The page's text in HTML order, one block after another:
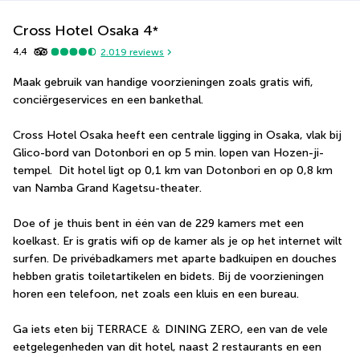
Cross Hotel Osaka 4*
4,4 2.019 reviews
Maak gebruik van handige voorzieningen zoals gratis wifi,
conciërgeservices en een bankethal.
Cross Hotel Osaka heeft een centrale ligging in Osaka, vlak bij
Glico-bord van Dotonbori en op 5 min. lopen van Hozen-ji-
tempel.  Dit hotel ligt op 0,1 km van Dotonbori en op 0,8 km
van Namba Grand Kagetsu-theater.
Doe of je thuis bent in één van de 229 kamers met een
koelkast. Er is gratis wifi op de kamer als je op het internet wilt
surfen. De privébadkamers met aparte badkuipen en douches
hebben gratis toiletartikelen en bidets. Bij de voorzieningen
horen een telefoon, net zoals een kluis en een bureau.
Ga iets eten bij TERRACE ＆ DINING ZERO, een van de vele
eetgelegenheden van dit hotel, naast 2 restaurants en een